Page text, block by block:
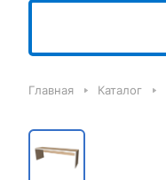
Главная Каталог